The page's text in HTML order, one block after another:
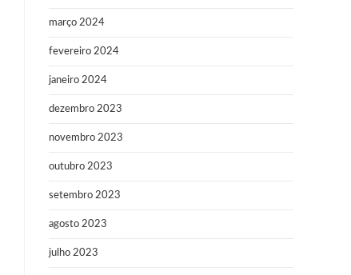
março 2024
fevereiro 2024
janeiro 2024
dezembro 2023
novembro 2023
outubro 2023
setembro 2023
agosto 2023
julho 2023